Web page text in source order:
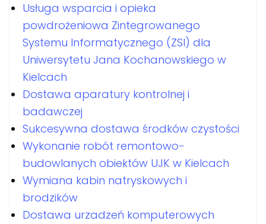
Usługa wsparcia i opieka
powdrożeniowa Zintegrowanego
Systemu Informatycznego (ZSI) dla
Uniwersytetu Jana Kochanowskiego w
Kielcach
Dostawa aparatury kontrolnej i
badawczej
Sukcesywna dostawa środków czystości
Wykonanie robót remontowo-
budowlanych obiektów UJK w Kielcach
Wymiana kabin natryskowych i
brodzików
Dostawa urzadzeń komputerowych